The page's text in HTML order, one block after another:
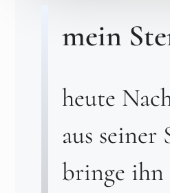
mein
heute
aus seiner
bringe